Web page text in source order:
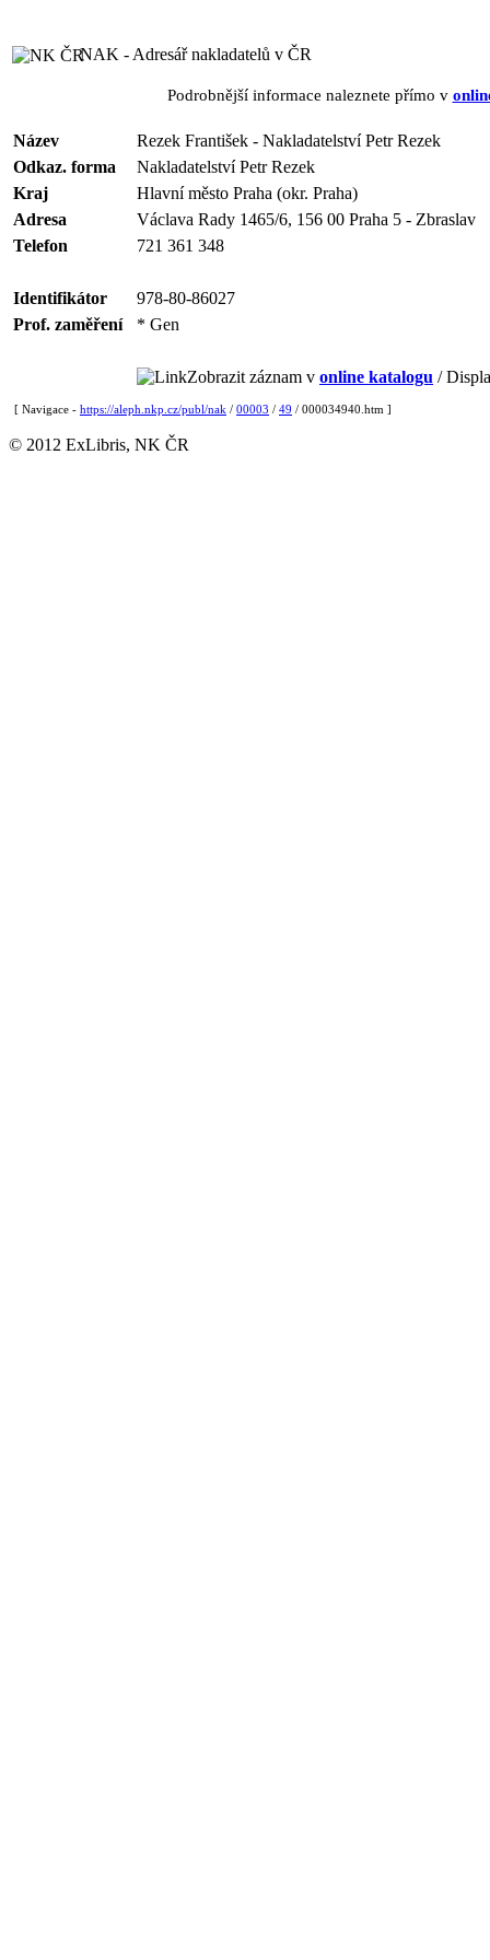
NAK - Adresář nakladatelů v ČR
Podrobnější informace naleznete přímo v
Název
Rezek František - Nakladatelství Petr Rezek
Odkaz. forma
Nakladatelství Petr Rezek
Kraj
Hlavní město Praha (okr. Praha)
Adresa
Václava Rady 1465/6, 156 00 Praha 5 - Zbraslav
Telefon
721 361 348
Identifikátor
978-80-86027
Prof. zaměření
* Gen
Zobrazit záznam v online katalogu /
[ Navigace - https://aleph.nkp.cz/publ/nak / 00003 / 49 / 000034940.htm ]
© 2012 ExLibris, NK ČR